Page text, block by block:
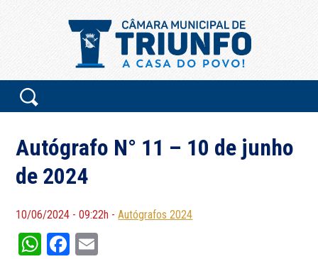
Autógrafo N° 11 – 10 de junho
de 2024
10/06/2024 - 09:22h -Autógrafos 2024
WhatsApp
Facebook